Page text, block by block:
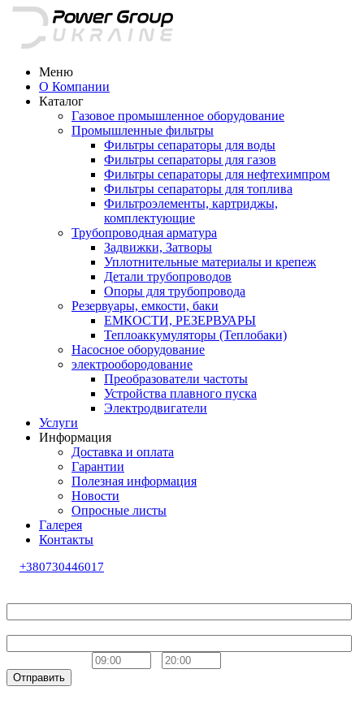
Меню
О Компании
Каталог
Газовое промышленное оборудование
Промышленные фильтры
Фильтры сепараторы для воды
Фильтры сепараторы для газов
Фильтры сепараторы для нефтехимпром
Фильтры сепараторы для топлива
Фильтроэлементы, картриджы,
комплектующие
Трубопроводная арматура
Задвижки, Затворы
Уплотнительные материалы и крепеж
Детали трубопроводов
Опоры для трубопровода
Резервуары, емкости, баки
ЕМКОСТИ, РЕЗЕРВУАРЫ
Теплоаккумуляторы (Теплобаки)
Насосное оборудование
электрообородование
Преобразователи частоты
Устройства плавного пуска
Электродвигатели
Услуги
Информация
Доставка и оплата
Гарантии
Полезная информация
Новости
Опросные листы
Галерея
Контакты
+380730446017
Отправить